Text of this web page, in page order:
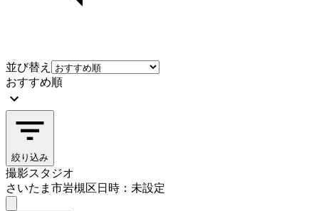
並び替え
おすすめ順
絞り込み
撮影スタジオ
さいたま市岩槻区日時：未設定